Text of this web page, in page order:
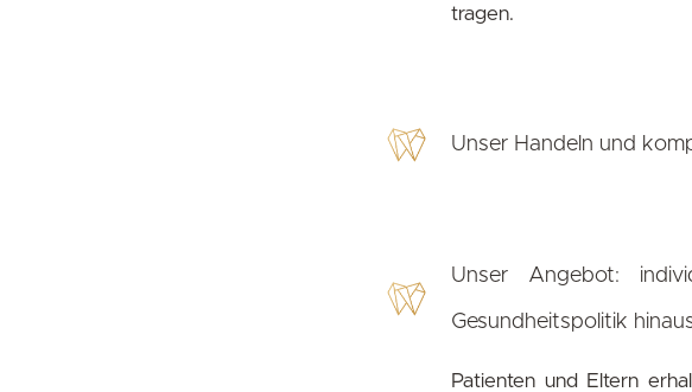
tragen.
Unser Handeln und
Unser Angebot:
Gesundheitspolitik
Patienten und Eltern